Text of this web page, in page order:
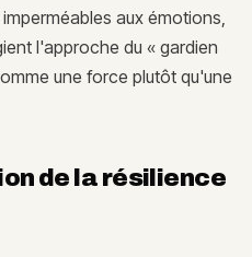
aux émotions,
l'approche du « gardien
une force plutôt qu'une
de la résilience